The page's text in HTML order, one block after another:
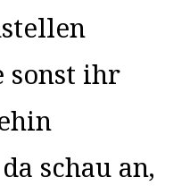
sonst ihr
schau an,